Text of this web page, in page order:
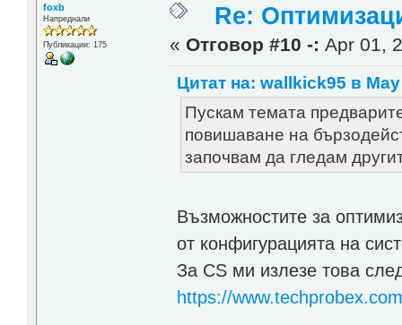
foxb
Напреднали
Публикации: 175
Re:
« Отговор #10 -: Apr 01,
Цитат на: wallkick95 в
Пускам темата
повишаване на
започвам да гледам
Възможностите за
от конфигурацията на
За CS ми излезе това
https://